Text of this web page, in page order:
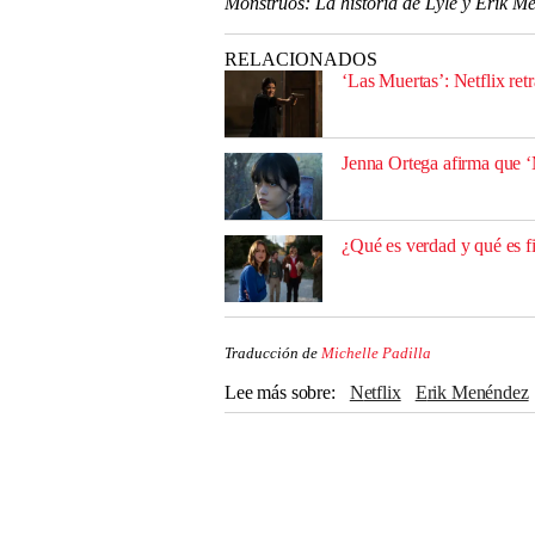
RELACIONADOS
‘Las Muertas’: Netflix
Jenna Ortega afirma que
¿Qué es verdad y qué es
Traducción de Michelle Padilla
Lee más sobre Netflix
Erik Menéndez
Javier Bardem
Beverly Hills Streaming